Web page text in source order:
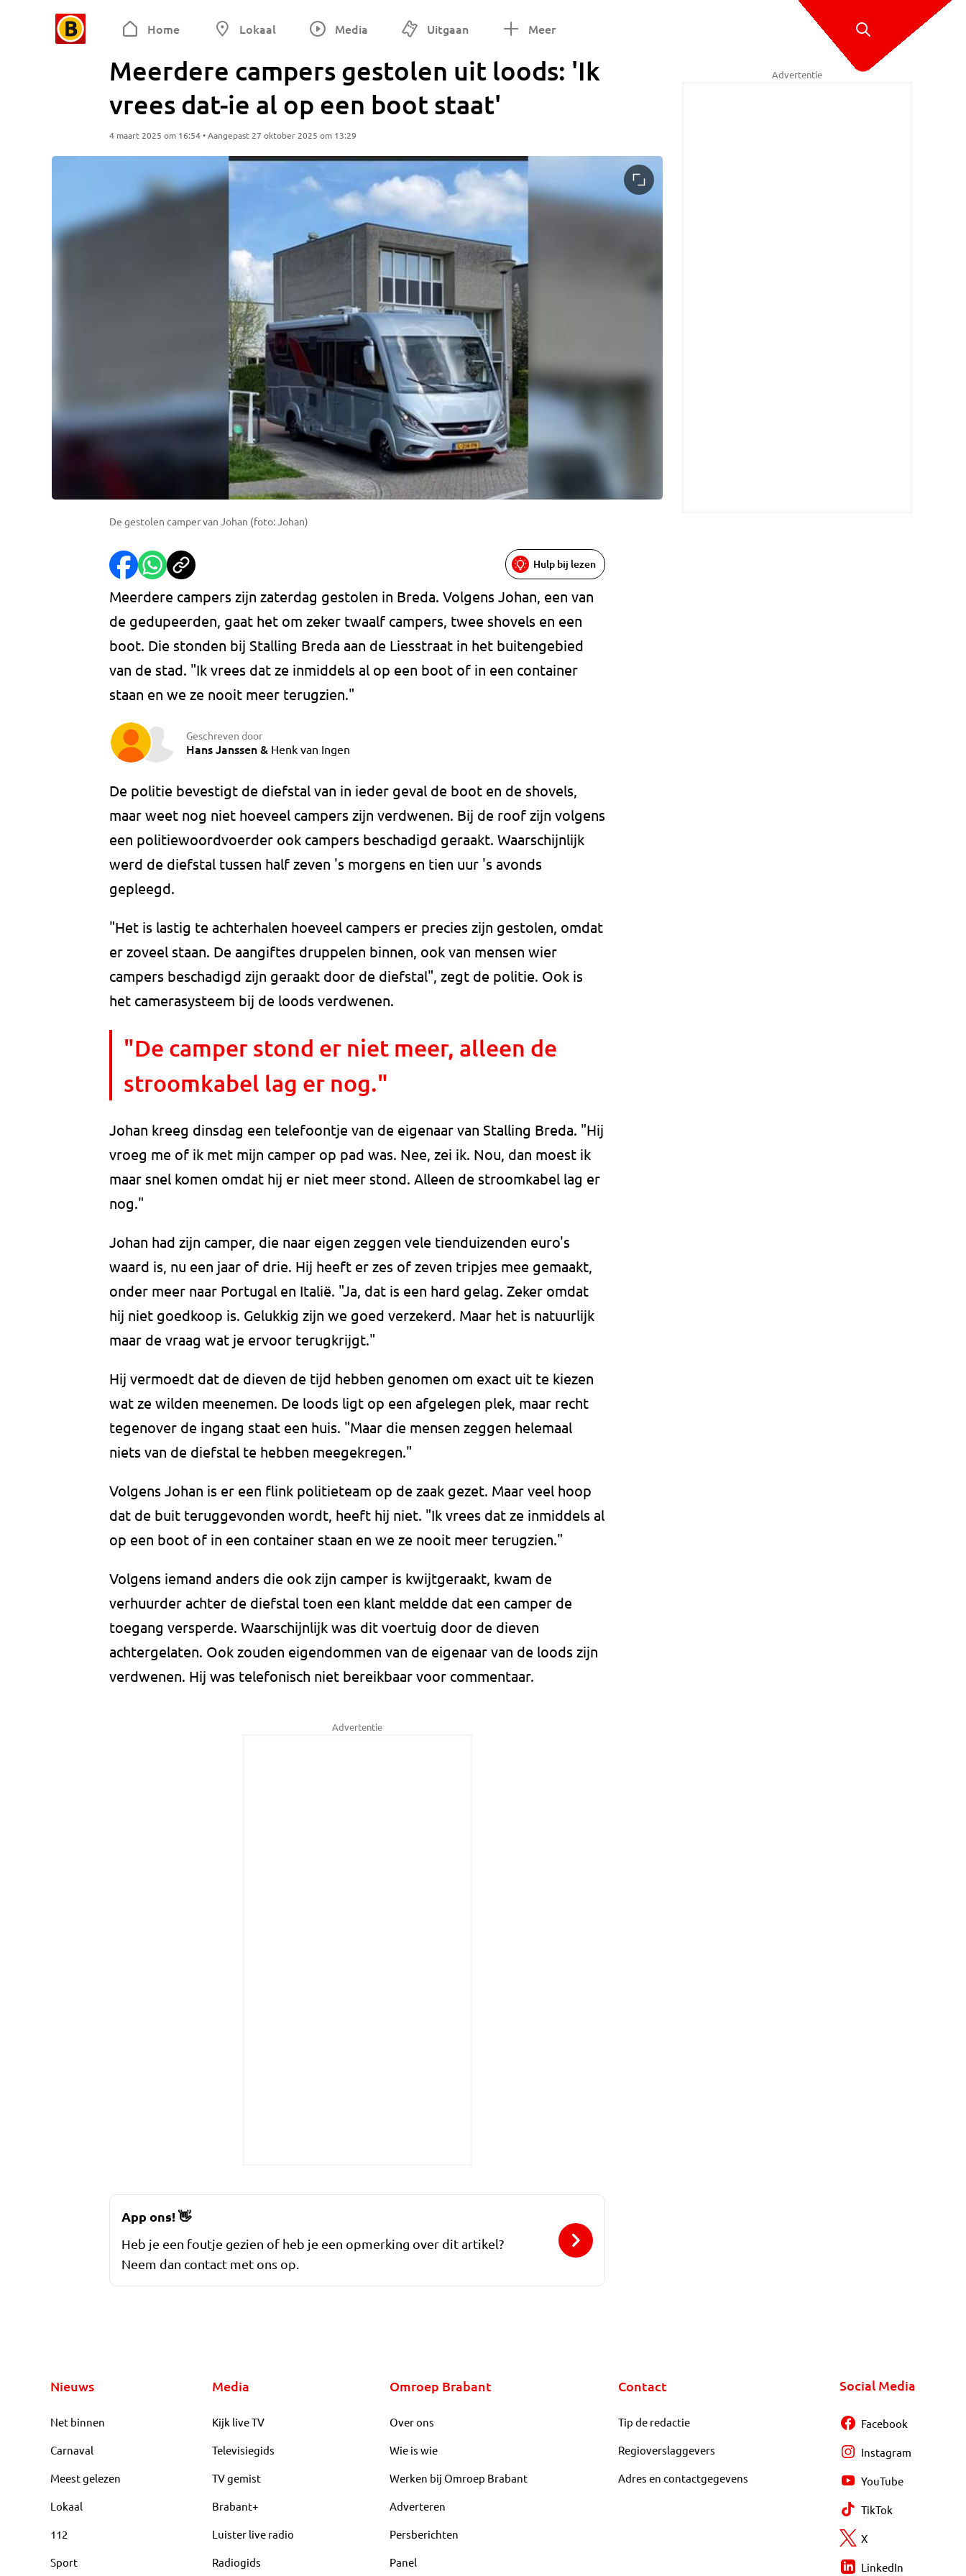
Home Lokaal Media Uitgaan Meer
Meerdere campers gestolen uit loods: 'Ik
vrees dat-ie al op een boot staat'
4 maart 2025 om 16:54 • Aangepast 27 oktober 2025 om 13:29
De gestolen camper van Johan (foto: Johan)
Hulp bij lezen
Meerdere campers zijn zaterdag gestolen in Breda. Volgens Johan, een van
de gedupeerden, gaat het om zeker twaalf campers, twee shovels en een
boot. Die stonden bij Stalling Breda aan de Liesstraat in het buitengebied
van de stad. "Ik vrees dat ze inmiddels al op een boot of in een container
staan en we ze nooit meer terugzien."
Geschreven door
Hans Janssen& Henk van Ingen
De politie bevestigt de diefstal van in ieder geval de boot en de shovels,
maar weet nog niet hoeveel campers zijn verdwenen. Bij de roof zijn volgens
een politiewoordvoerder ook campers beschadigd geraakt. Waarschijnlijk
werd de diefstal tussen half zeven 's morgens en tien uur 's avonds
gepleegd.
"Het is lastig te achterhalen hoeveel campers er precies zijn gestolen, omdat
er zoveel staan. De aangiftes druppelen binnen, ook van mensen wier
campers beschadigd zijn geraakt door de diefstal", zegt de politie. Ook is
het camerasysteem bij de loods verdwenen.
"De camper stond er niet meer, alleen de
stroomkabel lag er nog."
Johan kreeg dinsdag een telefoontje van de eigenaar van Stalling Breda. "Hij
vroeg me of ik met mijn camper op pad was. Nee, zei ik. Nou, dan moest ik
maar snel komen omdat hij er niet meer stond. Alleen de stroomkabel lag er
nog."
Johan had zijn camper, die naar eigen zeggen vele tienduizenden euro's
waard is, nu een jaar of drie. Hij heeft er zes of zeven tripjes mee gemaakt,
onder meer naar Portugal en Italië. "Ja, dat is een hard gelag. Zeker omdat
hij niet goedkoop is. Gelukkig zijn we goed verzekerd. Maar het is natuurlijk
maar de vraag wat je ervoor terugkrijgt."
Hij vermoedt dat de dieven de tijd hebben genomen om exact uit te kiezen
wat ze wilden meenemen. De loods ligt op een afgelegen plek, maar recht
tegenover de ingang staat een huis. "Maar die mensen zeggen helemaal
niets van de diefstal te hebben meegekregen."
Volgens Johan is er een flink politieteam op de zaak gezet. Maar veel hoop
dat de buit teruggevonden wordt, heeft hij niet. "Ik vrees dat ze inmiddels al
op een boot of in een container staan en we ze nooit meer terugzien."
Volgens iemand anders die ook zijn camper is kwijtgeraakt, kwam de
verhuurder achter de diefstal toen een klant meldde dat een camper de
toegang versperde. Waarschijnlijk was dit voertuig door de dieven
achtergelaten. Ook zouden eigendommen van de eigenaar van de loods zijn
verdwenen. Hij was telefonisch niet bereikbaar voor commentaar.
Advertentie
Advertentie
App ons!👋
Heb je een foutje gezien of heb je een opmerking over dit artikel?
Neem dan contact met ons op.
Nieuws
Net binnen
Carnaval
Meest gelezen
Lokaal
112
Sport
Media
Kijk live TV
Televisiegids
TV gemist
Brabant+
Luister live radio
Radiogids
Omroep Brabant
Over ons
Wie is wie
Werken bij Omroep Brabant
Adverteren
Persberichten
Panel
Contact
Tip de redactie
Regioverslaggevers
Adres en contactgegevens
Social Media
Facebook
Instagram
YouTube
TikTok
X
LinkedIn